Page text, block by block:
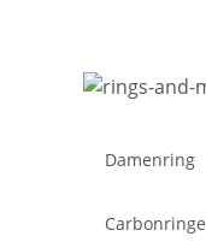
Damenring
Carbonringe